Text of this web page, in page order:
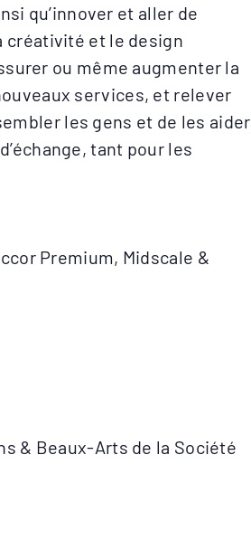
qu’innover et aller de
créativité et le design
ou même augmenter la
services, et relever
les gens et de les aider
tant pour les
Premium, Midscale &
& Beaux-Arts de la Société